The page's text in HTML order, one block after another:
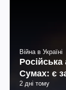
Війна в Україні
Російська
Сумах: є
2 дні тому